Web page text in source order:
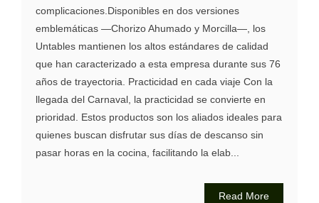
complicaciones.Disponibles en dos versiones
emblemáticas —Chorizo Ahumado y Morcilla—, los
Untables mantienen los altos estándares de calidad
que han caracterizado a esta empresa durante sus 76
años de trayectoria. Practicidad en cada viaje Con la
llegada del Carnaval, la practicidad se convierte en
prioridad. Estos productos son los aliados ideales para
quienes buscan disfrutar sus días de descanso sin
pasar horas en la cocina, facilitando la elab...
Read More